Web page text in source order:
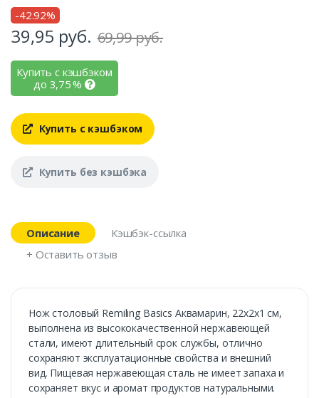
-42.92%
39,95 руб. 69,99 руб.
Купить с кэшбэком
до 3,75%
Купить с кэшбэком
Купить без кэшбэка
Описание
Кэшбэк-ссылка
+ Оставить отзыв
Нож столовый Remiling Basics Аквамарин, 22х2х1 см,
выполнена из высококачественной нержавеющей
стали, имеют длительный срок службы, отлично
сохраняют эксплуатационные свойства и внешний
вид. Пищевая нержавеющая сталь не имеет запаха и
сохраняет вкус и аромат продуктов натуральными.